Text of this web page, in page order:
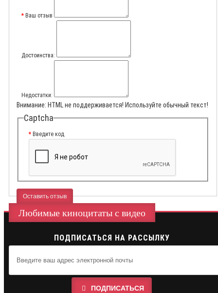
Ваш отзыв
Достоинства:
Недостатки:
Внимание: HTML не поддерживается! Используйте обычный текст!
Captcha
Введите код
Оставить отзыв
Любимые киноцитаты с видео
ПОДПИСАТЬСЯ НА РАССЫЛКУ
ПОДПИСАТЬСЯ